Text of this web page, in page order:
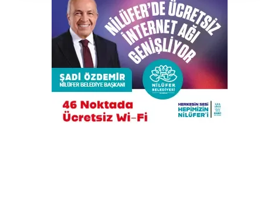
YENİ Parti Manisa İl Başkanı İlksen Özalper
tutuklandı
Depoda çıkan yangın apartmanı yakıyordu
Bursa'da makilik alanda yangın